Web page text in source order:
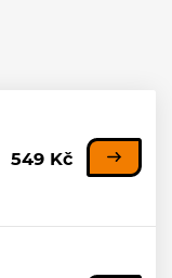
549 Kč